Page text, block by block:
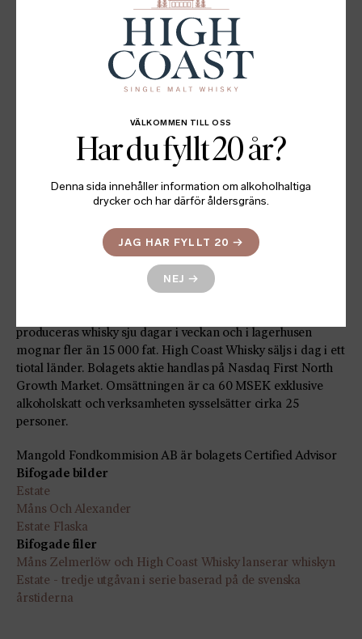
Coast Whiskys nyhetsbrevsprenumeranter,
www.highcoastwhisky.se
samt följare av chevaleresk.se på
Instagram vid lansering
51,3%
Antal flaskor (50cl):402 st på Systembolaget (totalt 691 st)
För ytterligare information:
Tel: +46 (0) 735 05 99 95
haben.berhe@highcoastwhisky.se
Whiskyn från High Coast Distillery under varumärket High
Coast Whisky har funnits på Systembolaget sedan 2014.
Serien Origins med Berg, Älv, Timmer och Hav är redan
storsäljare bland premiumvarumärkena. Vid produktions-
produceras whisky sju dagar i veckan och i lagerhusen
mognar fler än 15 000 fat. High Coast Whisky säljs i dag i ett
tiotal länder. Bolagets aktie handlas på Nasdaq First North
Growth Market. Omsättningen är ca 60 MSEK exklusive
alkoholskatt och verksamheten sysselsätter cirka 25
personer.
Mangold Fondkommision AB är bolagets Certified Advisor
Bifogade bilder
Estate
Måns Och Alexander
Estate Flaska
Bifogade filer
Måns Zelmerlöw och High Coast Whisky lanserar whiskyn
Estate - tredje utgåvan i serie baserad på de svenska
årstiderna
VÄLKOMMEN TILL OSS
Har du fyllt 20 år?
Denna sida innehåller information om alkoholhaltiga
drycker och har därför åldersgräns.
JAG HAR FYLLT 20 →
NEJ →